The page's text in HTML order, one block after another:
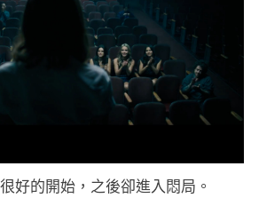
好的開始，之後卻進入悶局。